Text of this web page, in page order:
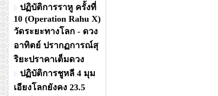
ปฏิบัติการราหู ครั้งที่
10 (Operation Rahu X)
วัดระยะทางโลก - ดวง
อาทิตย์ ปรากฏการณ์สุ
ริยะปราคาเต็มดวง
ปฏิบัติการชูหลี 4 มุม
เอียงโลกยังคง 23.5